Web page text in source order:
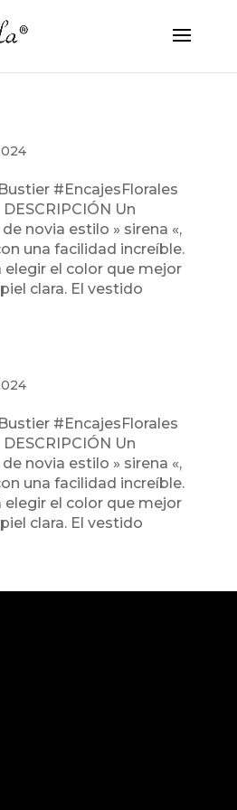
#EncajesFlorales
Un
novia estilo » sirena «,
una facilidad increíble.
elegir el color que mejor
clara. El vestido
#EncajesFlorales
Un
novia estilo » sirena «,
una facilidad increíble.
elegir el color que mejor
clara. El vestido